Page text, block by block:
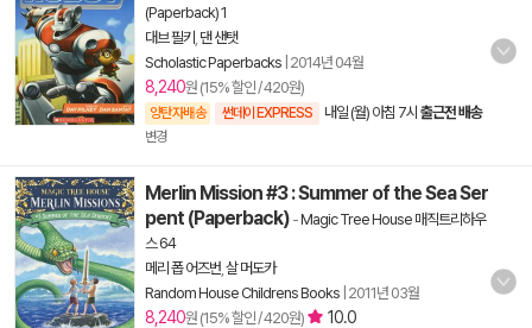
(Paperback) 1
대브 필키 댄 샌탯
Scholastic Paperbacks 2014년 04월
8,240원 (15% 할인 / 420원)
양탄자배송 썬데이 EXPRESS 내일 (월) 아침 7시 출근전 배송
변경
Merlin Mission #3 : Summer of the Sea Ser
pent (Paperback) -Magic Tree House 매직트리하우
스 64
메리 폽 어즈번 살 머도카
Random House Childrens Books 2011년 03월
8,240원 (15% 할인 / 420원) 10.0